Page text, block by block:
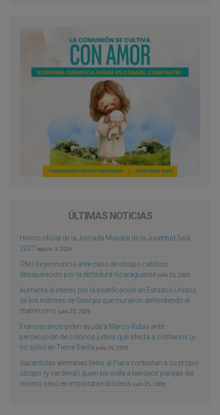
ÚLTIMAS NOTICIAS
Himno oficial de la Jornada Mundial de la Juventud Seúl
2027 agosto 3, 2026
ONU se pronuncia ante caso de obispo católico
desaparecido por la dictadura nicaragüense julio 25, 2026
Aumenta el interés por la beatificación en Estados Unidos
de los mártires de Georgia que murieron defendiendo el
matrimonio julio 25, 2026
Franciscanos piden ayuda a Marco Rubio ante
persecución de colonos judíos que afecta a cristianos (y
no sólo) en Tierra Santa julio 25, 2026
Sacerdotes alemanes fieles al Papa contestan a su propio
obispo (y cardenal) quien les orilla a bendecir parejas del
mismo sexo en importante diócesis julio 25, 2026